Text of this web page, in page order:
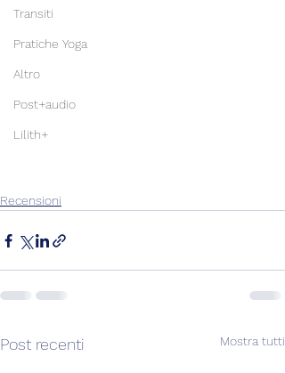
Transiti
Pratiche Yoga
Altro
Post+audio
Lilith+
Recensioni
Post recenti Mostra tutti